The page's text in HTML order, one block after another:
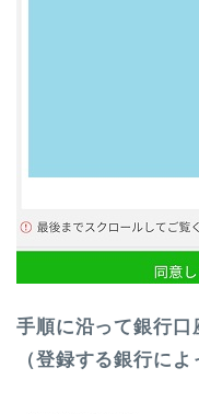
手順に沿って銀行口
（登録する銀行に